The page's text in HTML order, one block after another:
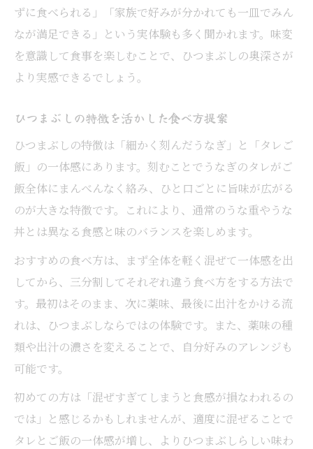
ずに食べられる」「家族で好みが分かれても一皿でみん
なが満足できる」という実体験も多く聞かれます。味変
を意識して食事を楽しむことで、ひつまぶしの奥深さが
より実感できるでしょう。
ひつまぶしの特徴を活かした食べ方提案
ひつまぶしの特徴は「細かく刻んだうなぎ」と「タレご
飯」の一体感にあります。刻むことでうなぎのタレがご
飯全体にまんべんなく絡み、ひと口ごとに旨味が広がる
のが大きな特徴です。これにより、通常のうな重やうな
丼とは異なる食感と味のバランスを楽しめます。
おすすめの食べ方は、まず全体を軽く混ぜて一体感を出
してから、三分割してそれぞれ違う食べ方をする方法で
す。最初はそのまま、次に薬味、最後に出汁をかける流
れは、ひつまぶしならではの体験です。また、薬味の種
類や出汁の濃さを変えることで、自分好みのアレンジも
可能です。
初めての方は「混ぜすぎてしまうと食感が損なわれるの
では」と感じるかもしれませんが、適度に混ぜることで
タレとご飯の一体感が増し、よりひつまぶしらしい味わ